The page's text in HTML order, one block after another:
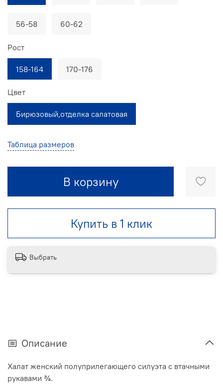
Таблица размеров
В корзину
Купить в 1 клик
56-58 60-62
Рост
158-164 170-176
Цвет
Бирюзовый,отделка салатовая
Выбрать
Описание
Халат женский полуприлегающего силуэта с втачными
рукавами ¾.